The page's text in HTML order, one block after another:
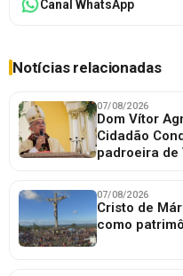
Canal WhatsApp
Notícias relacionadas
07/08/2026
Dom Vítor
Cidadão
padroeira de
07/08/2026
Cristo de
como